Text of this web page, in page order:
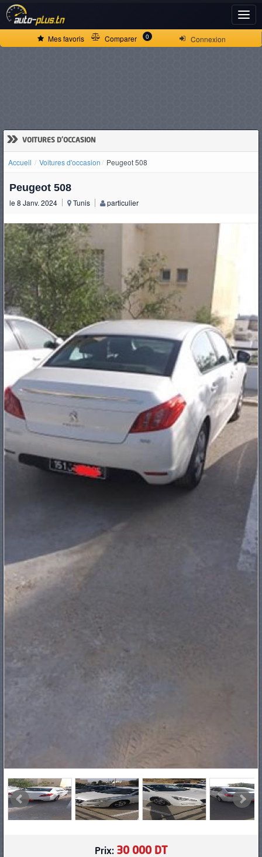
Connexion
Mes favoris Comparer 0
» VOITURES D'OCCASION
Accueil Voitures d'occasion Peugeot 508
Peugeot 508
le 8 Janv. 2024 Tunis particulier
Prix: 30 000 DT
ACCUEIL
D'OCCASION
CAMIONS
PNEUS